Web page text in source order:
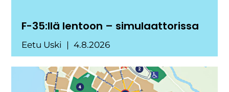
F-35:llä lentoon – simulaattorissa
Eetu Uski 4.8.2026